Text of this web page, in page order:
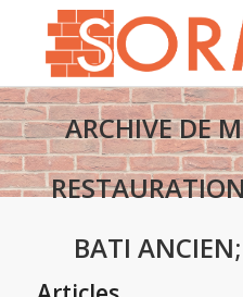
ARCHIVE DE
BATI